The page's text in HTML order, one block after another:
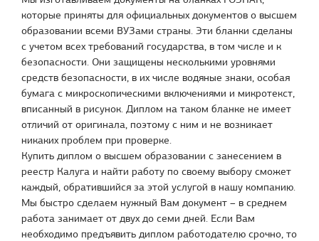
которые приняты для официальных документов о высшем
образовании всеми ВУЗами страны. Эти бланки сделаны
с учетом всех требований государства, в том числе и к
безопасности. Они защищены несколькими уровнями
средств безопасности, в их числе водяные знаки, особая
бумага с микроскопическими включениями и микротекст,
вписанный в рисунок. Диплом на таком бланке не имеет
отличий от оригинала, поэтому с ним и не возникает
никаких проблем при проверке.
Купить диплом о высшем образовании с занесением в
реестр Калуга и найти работу по своему выбору сможет
каждый, обратившийся за этой услугой в нашу компанию.
Мы быстро сделаем нужный Вам документ – в среднем
работа занимает от двух до семи дней. Если Вам
необходимо предъявить диплом работодателю срочно, то